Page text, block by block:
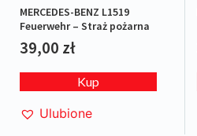
MERCEDES-BENZ L1519
Feuerwehr – Straż pożarna
39,00 zł
Kup
Ulubione